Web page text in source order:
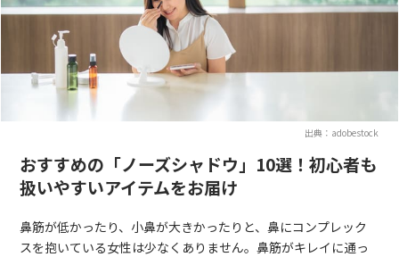
出典：adobestock
おすすめの「ノーズシャドウ」10選！初心者も
扱いやすいアイテムをお届け
鼻筋が低かったり、小鼻が大きかったりと、鼻にコンプレック
スを抱いている女性は少なくありません。鼻筋がキレイに通っ